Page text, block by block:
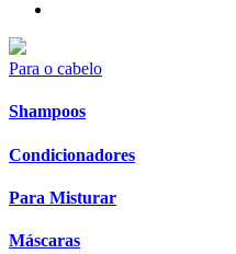
Para o cabelo
Shampoos
Condicionadores
Para Misturar
Máscaras